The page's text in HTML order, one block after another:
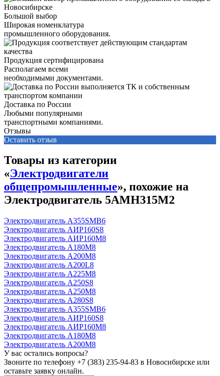
Большой выбор
Широкая номенклатура
промышленного оборудования.
Продукция сертифицирована
Располагаем всеми
необходимыми документами.
Доставка по России
Любыми популярными
транспортными компаниями.
Отзывы
Оставить отзыв
Товары из категории
«Электродвигатели
общепромышленные», похожие на
Электродвигатель 5АМН315М2
Электродвигатель А355SМВ6
Электродвигатель АИР160S8
Электродвигатель АИР160М8
Электродвигатель А180М8
Электродвигатель А200М8
Электродвигатель А200L8
Электродвигатель А225М8
Электродвигатель А250S8
Электродвигатель А250М8
Электродвигатель А280S8
Электродвигатель А355SМВ6
Электродвигатель АИР160S8
Электродвигатель АИР160М8
Электродвигатель А180М8
Электродвигатель А200М8
У вас остались вопросы?
Звоните по телефону +7 (383) 235-94-83 в Новосибирске или
оставьте заявку онлайн.